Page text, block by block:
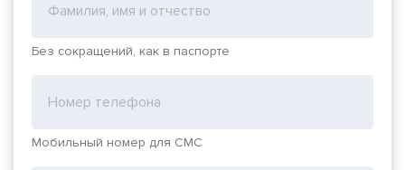
Фамилия, имя и отчество
Без сокращений, как в паспорте
Номер телефона
Мобильный номер для СМС